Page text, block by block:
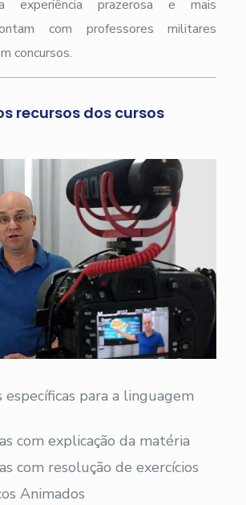
experiência prazerosa e mais
com professores militares
concursos.
recursos dos cursos
para a linguagem
com explicação da matéria
com resolução de exercícios
Animados